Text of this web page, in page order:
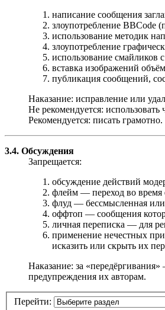
написание сообщения
злоупотребление BBCode
использование методик
злоупотребление
использование смайликов
вставка изображений
публикация сообщений,
Наказание: исправление или
Не рекомендуется:
Рекомендуется: писать грамотно.
3.4. Обсуждения
Запрещается:
обсуждение действий
флейм — переход во время
флуд — бессмысленная или
оффтоп — сообщения
личная переписка — для
применение нечестных
исказить или скрыть их
Наказание: за
предупреждения их авторам.
Перейти: